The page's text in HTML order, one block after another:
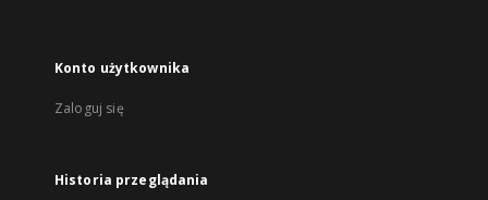
Konto użytkownika
Zaloguj się
Historia przeglądania